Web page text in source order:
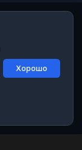
Хорошо